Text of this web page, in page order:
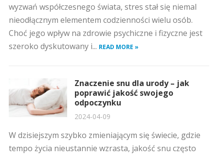
wyzwań współczesnego świata, stres stał się niemal
nieodłącznym elementem codzienności wielu osób.
Choć jego wpływ na zdrowie psychiczne i fizyczne jest
szeroko dyskutowany i... READ MORE »
Znaczenie snu dla urody – jak
poprawić jakość swojego
odpoczynku
2024-04-09
W dzisiejszym szybko zmieniającym się świecie, gdzie
tempo życia nieustannie wzrasta, jakość snu często